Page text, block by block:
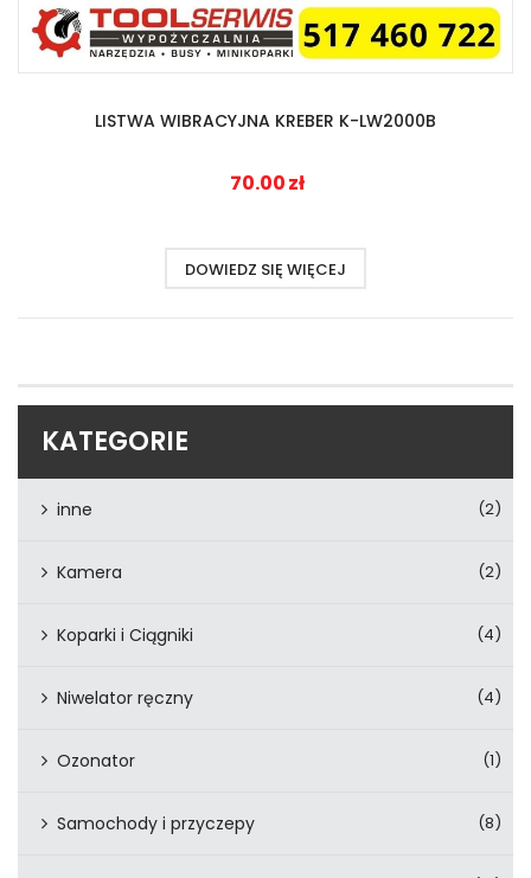
LISTWA WIBRACYJNA KREBER K-LW2000B
70.00zł
DOWIEDZ SIĘ WIĘCEJ
KATEGORIE
inne (2)
Kamera (2)
Koparki i Ciągniki (4)
Niwelator ręczny (4)
Ozonator (1)
Samochody i przyczepy (8)